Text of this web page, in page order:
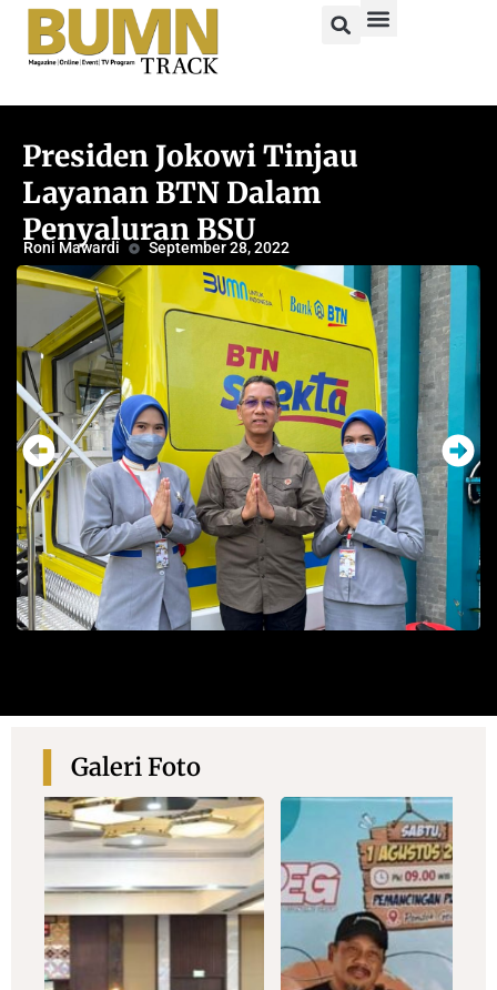
Presiden Jokowi Tinjau
Layanan BTN Dalam
Penyaluran BSU
Roni Mawardi September 28, 2022
Galeri Foto